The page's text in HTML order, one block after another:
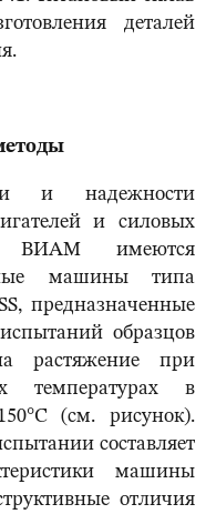
деталей
и надежности
и силовых
ВИАМ имеются
машины типа
предназначенные
образцов
растяжение при
температурах в
(см. рисунок).
составляет
машины
отличия